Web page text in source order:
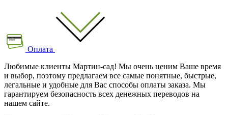
Оплата
Любимые клиенты Мартин-сад! Мы очень ценим Ваше время
и выбор, поэтому предлагаем все самые понятные, быстрые,
легальные и удобные для Вас способы оплаты заказа. Мы
гарантируем безопасность всех денежных переводов на
нашем сайте.